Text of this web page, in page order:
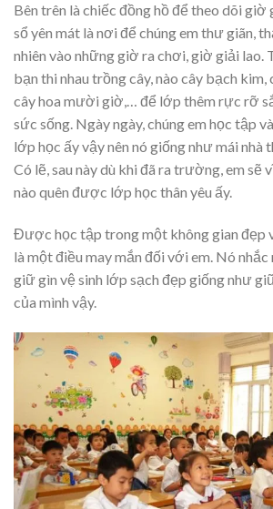
Bên trên là chiếc đồng hồ để theo dõi
sổ yên mát là nơi để chúng em thư giãn,
nhiên vào những giờ ra chơi, giờ giải lao.
bạn thi nhau trồng cây, nào cây bạch
cây hoa mười giờ,… để lớp thêm rực rỡ
sức sống. Ngày ngày, chúng em học tập
lớp học ấy vậy nên nó giống như mái nhà
Có lẽ, sau này dù khi đã ra trường, em sẽ
nào quên được lớp học thân yêu ấy.
Được học tập trong một không gian đẹp
là một điều may mắn đối với em. Nó nhắc
giữ gìn vệ sinh lớp sạch đẹp giống như
của mình vậy.